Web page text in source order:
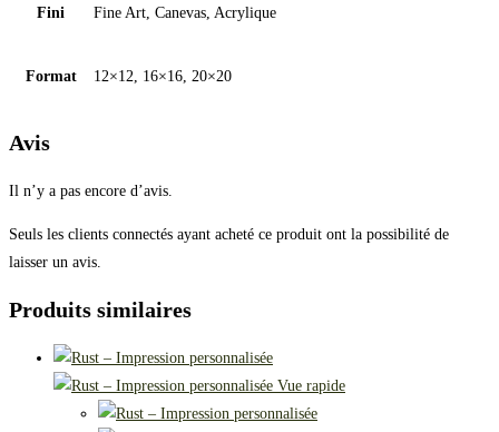
Fini Fine Art, Canevas, Acrylique
Format 12×12, 16×16, 20×20
Avis
Il n’y a pas encore d’avis.
Seuls les clients connectés ayant acheté ce produit ont la possibilité de
laisser un avis.
Produits similaires
Vue rapide